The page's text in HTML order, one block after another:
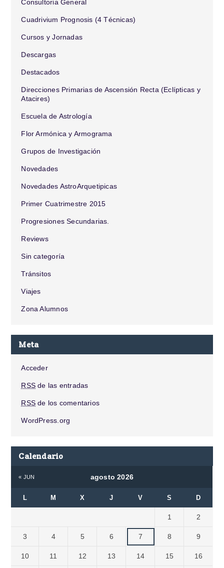
Consultoria General
Cuadrivium Prognosis (4 Técnicas)
Cursos y Jornadas
Descargas
Destacados
Direcciones Primarias de Ascensión Recta (Eclípticas y
Atacires)
Escuela de Astrología
Flor Armónica y Armograma
Grupos de Investigación
Novedades
Novedades AstroArquetipicas
Primer Cuatrimestre 2015
Progresiones Secundarias.
Reviews
Sin categoría
Tránsitos
Viajes
Zona Alumnos
Meta
Acceder
RSS de las entradas
RSS de los comentarios
WordPress.org
Calendario
agosto 2026
L M X J V S D
« JUN
1 2
3 4 5 6 7 8 9
10 11 12 13 14 15 16